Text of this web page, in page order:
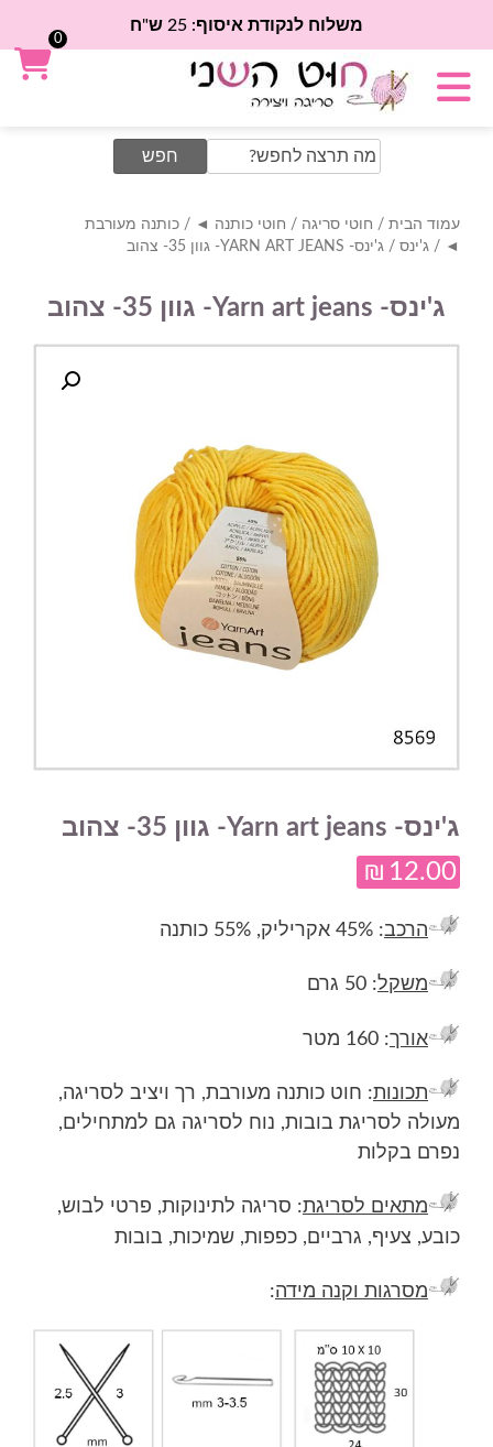
משלוח לנקודת איסוף: 25 ש"ח
Search
for:
עמוד הבית / חוטי סריגה / חוטי כותנה ◄ / כותנה מעורבת
◄
/ ג'ינס / ג'ינס- YARN ART JEANS- גוון 35- צהוב
ג'ינס- Yarn art jeans- גוון 35- צהוב
ג'ינס- Yarn art jeans- גוון 35- צהוב
₪ 12.00
הרכב: 45% אקריליק, 55% כותנה
משקל: 50 גרם
אורך: 160 מטר
תכונות: חוט כותנה מעורבת, רך ויציב לסריגה,
מעולה לסריגת בובות, נוח לסריגה גם למתחילים,
נפרם בקלות
מתאים לסריגת: סריגה לתינוקות, פרטי לבוש,
כובע, צעיף, גרביים, כפפות, שמיכות, בובות
מסרגות וקנה מידה:
0